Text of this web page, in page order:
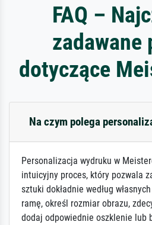
FAQ –
zadawane
dotyczące
Na czym polega
Personalizacja wydruku w
intuicyjny proces, który pozwala
sztuki dokładnie według
ramę, określ rozmiar obrazu,
dodaj odpowiednie oszklenie lub